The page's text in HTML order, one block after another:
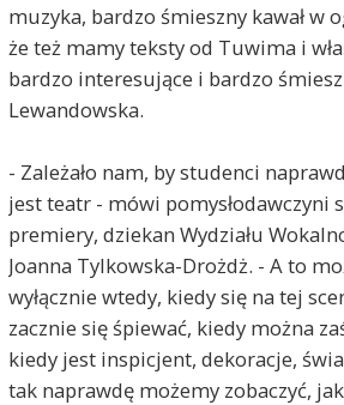
muzyka, bardzo śmieszny kawał w
że też mamy teksty od Tuwima i
bardzo interesujące i bardzo
Lewandowska.
- Zależało nam, by studenci
jest teatr - mówi pomysłodawczyni
premiery, dziekan Wydziału
Joanna Tylkowska-Drożdż. - A to
wyłącznie wtedy, kiedy się na tej
zacznie się śpiewać, kiedy można
kiedy jest inspicjent, dekoracje,
tak naprawdę możemy zobaczyć,